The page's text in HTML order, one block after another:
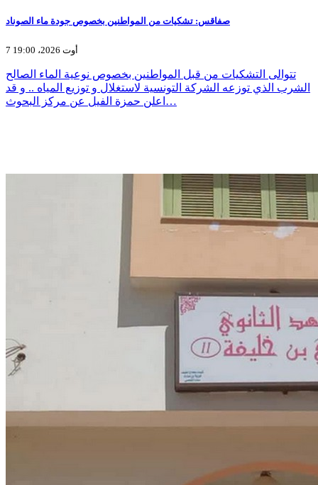
صفاقس: تشكيات من المواطنين بخصوص جودة ماء الصوناد
7 أوت 2026، 19:00
تتوالى التشكيات من قبل المواطنين بخصوص نوعية الماء الصالح
الشرب الذي توزعه الشركة التونسية لاستغلال و توزيع المياه .. و قد
اعلن حمزة الفيل عن مركز البحوث…